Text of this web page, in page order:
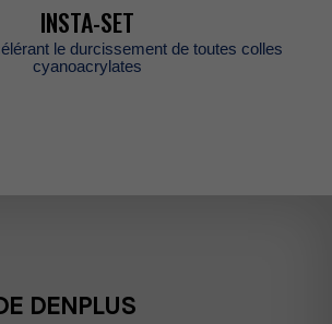
INSTA-SET
cyanoacrylates